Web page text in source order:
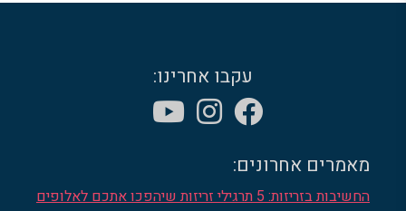
עקבו אחרינו:
מאמרים אחרונים:
החשיבות בזריזות: 5 תרגילי זריזות שיהפכו אתכם לאלופים